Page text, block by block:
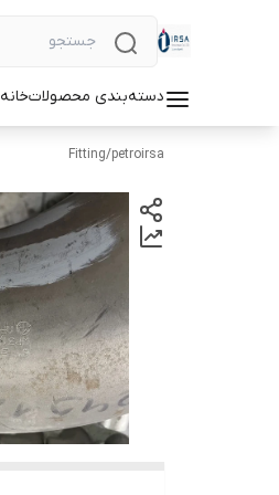
دسته‌بندی محصولاتخانه
petroirsa
/
Fitting